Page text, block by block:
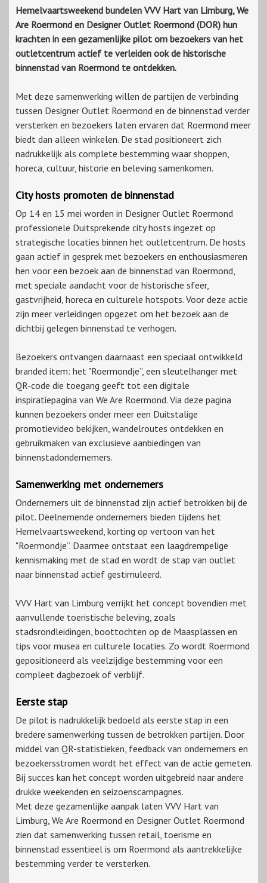
Hemelvaartsweekend bundelen VVV Hart van Limburg, We
Are Roermond en Designer Outlet Roermond (DOR) hun
krachten in een gezamenlijke pilot om bezoekers van het
outletcentrum actief te verleiden ook de historische
binnenstad van Roermond te ontdekken.
Met deze samenwerking willen de partijen de verbinding
tussen Designer Outlet Roermond en de binnenstad verder
versterken en bezoekers laten ervaren dat Roermond meer
biedt dan alleen winkelen. De stad positioneert zich
nadrukkelijk als complete bestemming waar shoppen,
horeca, cultuur, historie en beleving samenkomen.
City hosts promoten de binnenstad
Op 14 en 15 mei worden in Designer Outlet Roermond
professionele Duitsprekende city hosts ingezet op
strategische locaties binnen het outletcentrum. De hosts
gaan actief in gesprek met bezoekers en enthousiasmeren
hen voor een bezoek aan de binnenstad van Roermond,
met speciale aandacht voor de historische sfeer,
gastvrijheid, horeca en culturele hotspots. Voor deze actie
zijn meer verleidingen opgezet om het bezoek aan de
dichtbij gelegen binnenstad te verhogen.
Bezoekers ontvangen daarnaast een speciaal ontwikkeld
branded item: het "Roermondje”, een sleutelhanger met
QR-code die toegang geeft tot een digitale
inspiratiepagina van We Are Roermond. Via deze pagina
kunnen bezoekers onder meer een Duitstalige
promotievideo bekijken, wandelroutes ontdekken en
gebruikmaken van exclusieve aanbiedingen van
binnenstadondernemers.
Samenwerking met ondernemers
Ondernemers uit de binnenstad zijn actief betrokken bij de
pilot. Deelnemende ondernemers bieden tijdens het
Hemelvaartsweekend, korting op vertoon van het
"Roermondje”. Daarmee ontstaat een laagdrempelige
kennismaking met de stad en wordt de stap van outlet
naar binnenstad actief gestimuleerd.
VVV Hart van Limburg verrijkt het concept bovendien met
aanvullende toeristische beleving, zoals
stadsrondleidingen, boottochten op de Maasplassen en
tips voor musea en culturele locaties. Zo wordt Roermond
gepositioneerd als veelzijdige bestemming voor een
compleet dagbezoek of verblijf.
Eerste stap
De pilot is nadrukkelijk bedoeld als eerste stap in een
bredere samenwerking tussen de betrokken partijen. Door
middel van QR-statistieken, feedback van ondernemers en
bezoekersstromen wordt het effect van de actie gemeten.
Bij succes kan het concept worden uitgebreid naar andere
drukke weekenden en seizoenscampagnes.
Met deze gezamenlijke aanpak laten VVV Hart van
Limburg, We Are Roermond en Designer Outlet Roermond
zien dat samenwerking tussen retail, toerisme en
binnenstad essentieel is om Roermond als aantrekkelijke
bestemming verder te versterken.